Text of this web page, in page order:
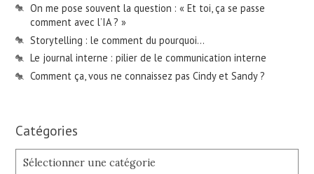
On me pose souvent la question : « Et toi, ça se passe
comment avec l’IA ? »
Storytelling : le comment du pourquoi…
Le journal interne : pilier de le communication interne
Comment ça, vous ne connaissez pas Cindy et Sandy ?
Catégories
Catégories